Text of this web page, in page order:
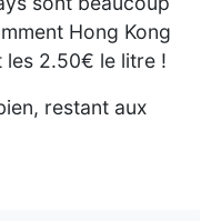
Hong Kong
les 2.50€ le litre !
restant aux